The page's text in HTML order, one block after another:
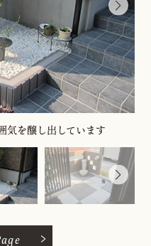
気を醸し出しています